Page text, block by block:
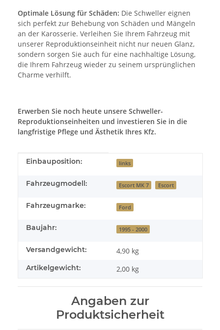
Optimale Lösung für Schäden: Die Schweller eignen
sich perfekt zur Behebung von Schäden und Mängeln
an der Karosserie. Verleihen Sie Ihrem Fahrzeug mit
unserer Reproduktionseinheit nicht nur neuen Glanz,
sondern sorgen Sie auch für eine nachhaltige Lösung,
die Ihrem Fahrzeug wieder zu seinem ursprünglichen
Charme verhilft.
Erwerben Sie noch heute unsere Schweller-
Reproduktionseinheiten und investieren Sie in die
langfristige Pflege und Ästhetik Ihres Kfz.
Produkteigenschaft
Wert
Einbauposition: links
Fahrzeugmodell: Escort MK 7 Escort
Fahrzeugmarke: Ford
Baujahr: 1995 - 2000
Versandgewicht: 4,90 kg
Artikelgewicht: 2,00 kg
Angaben zur
Produktsicherheit